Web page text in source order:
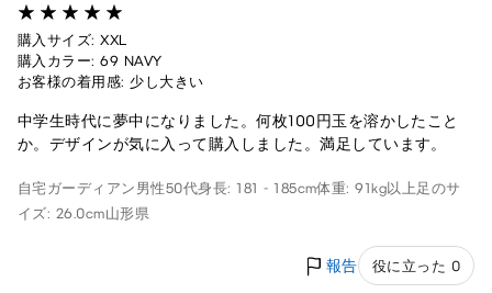
購入サイズ: XXL
購入カラー: 69 NAVY
お客様の着用感: 少し大きい
中学生時代に夢中になりました。何枚100円玉を溶かしたこと
か。デザインが気に入って購入しました。満足しています。
自宅ガーディアン 男性50代身長: 181 - 185cm体重: 91kg以上足のサ
イズ: 26.0cm山形県
報告 役に立った 0